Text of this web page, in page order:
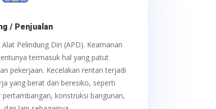
/ Penjualan
Pelindung Diri (APD). Keamanan
termasuk hal yang patut
pekerjaan. Kecelakan rentan terjadi
yang berat dan beresiko, seperti
konstruksi bangunan,